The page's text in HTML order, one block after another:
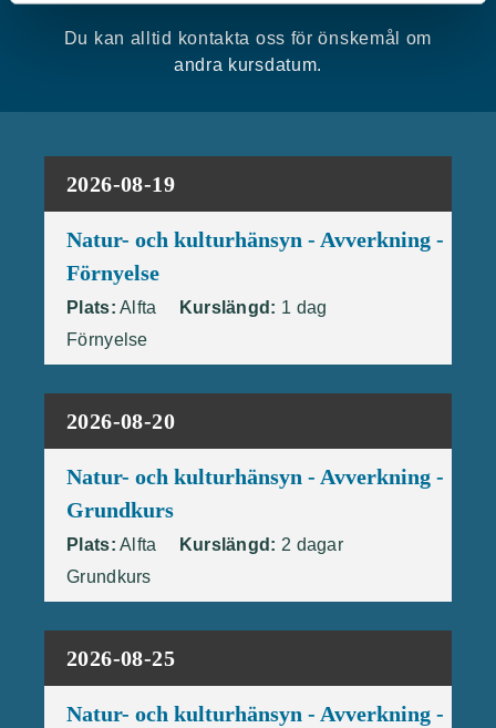
Du kan alltid kontakta oss för önskemål om
andra kursdatum.
2026-08-19
Natur- och kulturhänsyn - Avverkning -
Förnyelse
Plats: Alfta Kurslängd: 1 dag
Förnyelse
2026-08-20
Natur- och kulturhänsyn - Avverkning -
Grundkurs
Plats: Alfta Kurslängd: 2 dagar
Grundkurs
2026-08-25
Natur- och kulturhänsyn - Avverkning -